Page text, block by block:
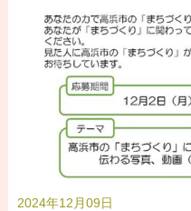
2024年12月09日